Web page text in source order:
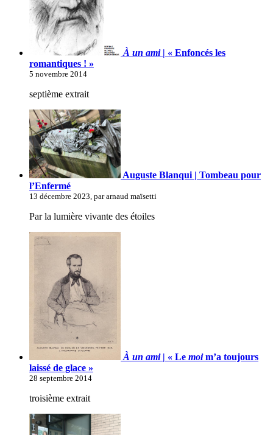
À un ami| « Enfoncés les
romantiques ! »
5 novembre 2014
septième extrait
Auguste Blanqui | Tombeau pour
l’Enfermé
13 décembre 2023, par arnaud maïsetti
Par la lumière vivante des étoiles
À un ami| « Le moim’a toujours
laissé de glace »
28 septembre 2014
troisième extrait